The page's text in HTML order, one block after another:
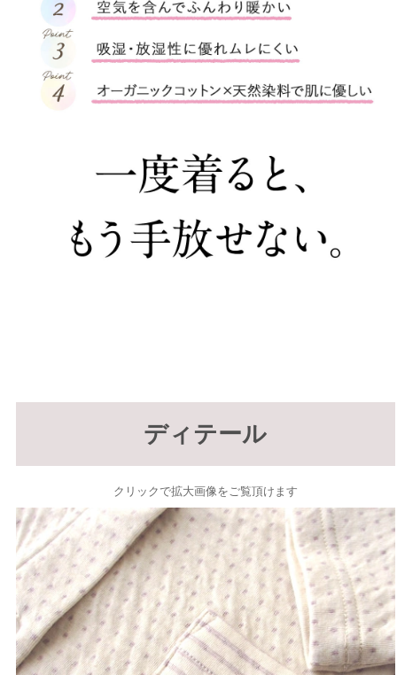
ディテール
クリックで拡大画像をご覧頂けます